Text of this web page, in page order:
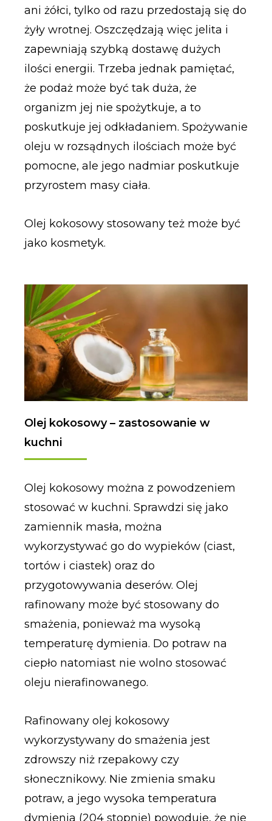
ani żółci, tylko od razu przedostają się do
żyły wrotnej. Oszczędzają więc jelita i
zapewniają szybką dostawę dużych
ilości energii. Trzeba jednak pamiętać,
że podaż może być tak duża, że
organizm jej nie spożytkuje, a to
poskutkuje jej odkładaniem. Spożywanie
oleju w rozsądnych ilościach może być
pomocne, ale jego nadmiar poskutkuje
przyrostem masy ciała.
Olej kokosowy stosowany też może być
jako kosmetyk.
Olej kokosowy – zastosowanie w
kuchni
Olej kokosowy można z powodzeniem
stosować w kuchni. Sprawdzi się jako
zamiennik masła, można
wykorzystywać go do wypieków (ciast,
tortów i ciastek) oraz do
przygotowywania deserów. Olej
rafinowany może być stosowany do
smażenia, ponieważ ma wysoką
temperaturę dymienia. Do potraw na
ciepło natomiast nie wolno stosować
oleju nierafinowanego.
Rafinowany olej kokosowy
wykorzystywany do smażenia jest
zdrowszy niż rzepakowy czy
słonecznikowy. Nie zmienia smaku
potraw, a jego wysoka temperatura
dymienia (204 stopnie) powoduje, że nie